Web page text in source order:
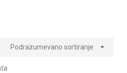
Podrazumevano sortiranje